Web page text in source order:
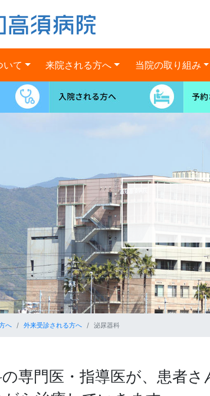
いて 来院される方へ 当院の取り組み
へ 外来受診される方へ 泌尿器科
専門医・指導医が、患者